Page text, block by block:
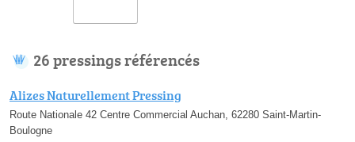
26 pressings référencés
Alizes Naturellement Pressing
Route Nationale 42 Centre Commercial Auchan, 62280 Saint-Martin-
Boulogne